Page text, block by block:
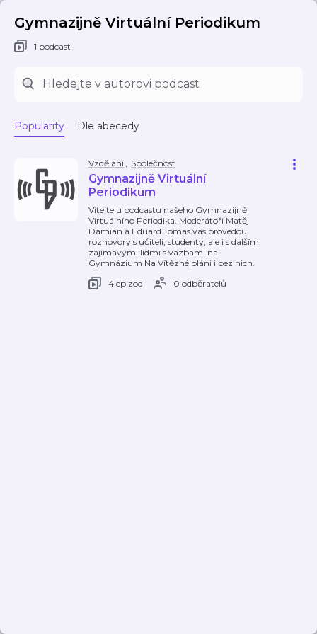
Gymnazijně Virtuální Periodikum
1 podcast
Popularity Dle abecedy
Vzdělání, Společnost
Gymnazijně Virtuální
Periodikum
Vítejte u podcastu našeho Gymnazijně
Virtuálního Periodika. Moderátoři Matěj
Damian a Eduard Tomas vás provedou
rozhovory s učiteli, studenty, ale i s dalšími
zajímavými lidmi s vazbami na
Gymnázium Na Vítězné pláni i bez nich.
4 epizod
0 odběratelů